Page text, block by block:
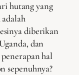
hutang yang
diberikan
dan
hal
sepenuhnya?